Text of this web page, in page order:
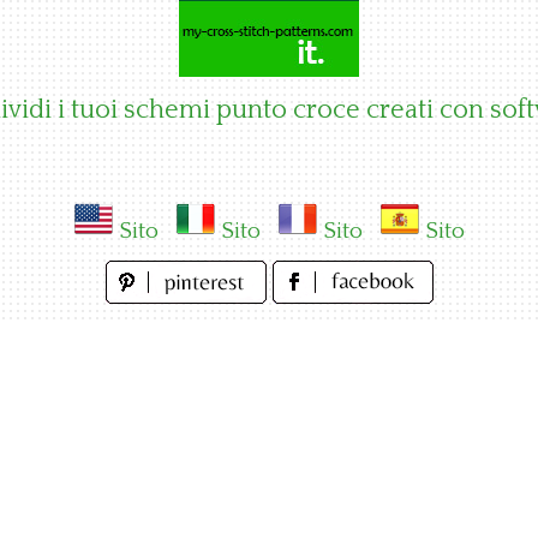
i tuoi schemi punto croce creati con
Sito Sito Sito Sito